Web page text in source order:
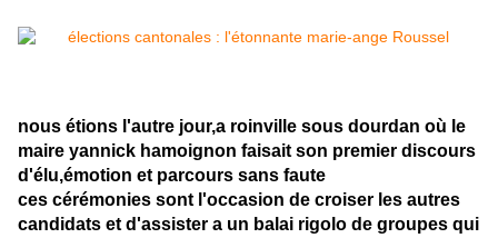
nous étions l'autre jour,a roinville sous dourdan où le
maire yannick hamoignon faisait son premier discours
d'élu,émotion et parcours sans faute
ces cérémonies sont l'occasion de croiser les autres
candidats et d'assister a un balai rigolo de groupes qui